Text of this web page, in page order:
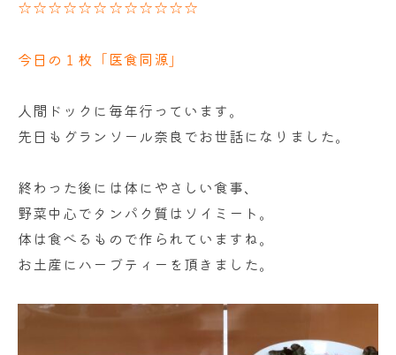
☆☆☆☆☆☆☆☆☆☆☆☆
今日の１枚「医食同源」
人間ドックに毎年行っています。
先日もグランソール奈良でお世話になりました。
終わった後には体にやさしい食事、
野菜中心でタンパク質はソイミート。
体は食べるもので作られていますね。
お土産にハーブティーを頂きました。